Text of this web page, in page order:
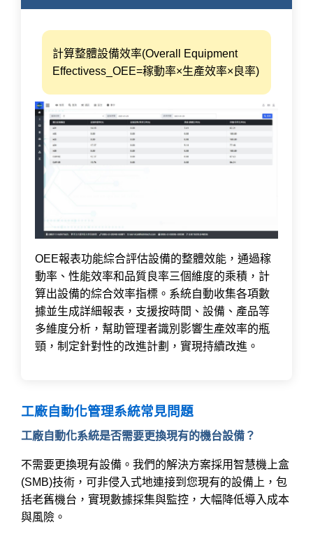
計算整體設備效率(Overall Equipment
Effectivess_OEE=稼動率×生產效率×良率)
OEE報表功能綜合評估設備的整體效能，通過稼
動率、性能效率和品質良率三個維度的乘積，計
算出設備的綜合效率指標。系統自動收集各項數
據並生成詳細報表，支援按時間、設備、產品等
多維度分析，幫助管理者識別影響生產效率的瓶
頸，制定針對性的改進計劃，實現持續改進。
工廠自動化管理系統常見問題
工廠自動化系統是否需要更換現有的機台設備？
不需要更換現有設備。我們的解決方案採用智慧機上盒
(SMB)技術，可非侵入式地連接到您現有的設備上，包
括老舊機台，實現數據採集與監控，大幅降低導入成本
與風險。